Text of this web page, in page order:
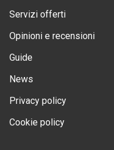
Servizi offerti
Opinioni e recensioni
Guide
News
Privacy policy
Cookie policy